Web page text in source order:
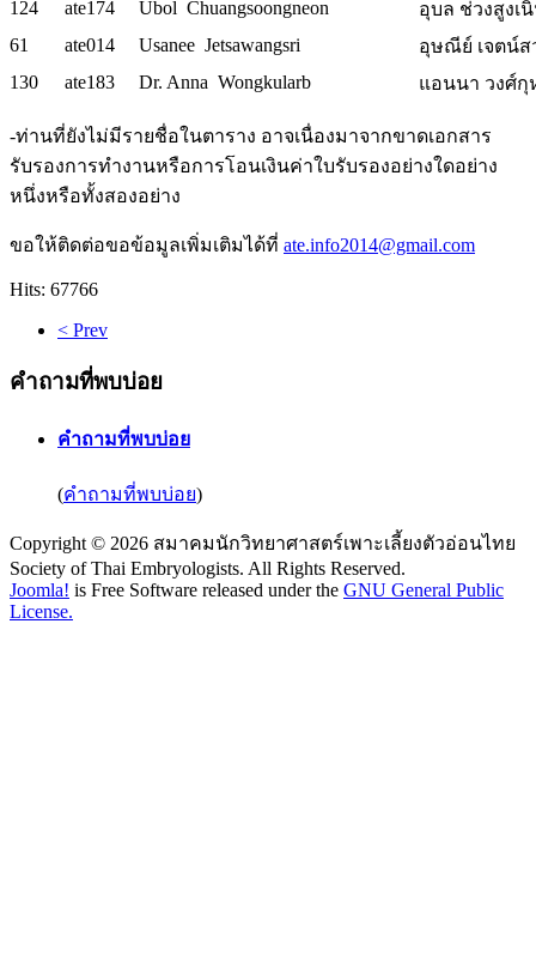
124
ate174 Ubol Chuangsoongneon
อุบล ช่วงสูงเ
61
ate014 Usanee Jetsawangsri
อุษณีย์ เจตน์ส
130
ate183 Dr. Anna Wongkularb แอนนา วงศ์กุ
-ท่านที่ยังไม่มีรายชื่อในตาราง อาจเนื่องมาจากขาดเอกสาร
รับรองการทำงานหรือการโอนเงินค่าใบรับรองอย่างใดอย่าง
หนึ่งหรือทั้งสองอย่าง
ขอให้ติดต่อขอข้อมูลเพิ่มเติมได้ที่ ate.info2014@gmail.com
Hits: 67766
< Prev
คำถามที่พบบ่อย
คำถามที่พบบ่อย
(คำถามที่พบบ่อย)
Copyright © 2026 สมาคมนักวิทยาศาสตร์เพาะเลี้ยงตัวอ่อนไทย
Society of Thai Embryologists. All Rights Reserved.
Joomla! is Free Software released under the GNU General Public
License.